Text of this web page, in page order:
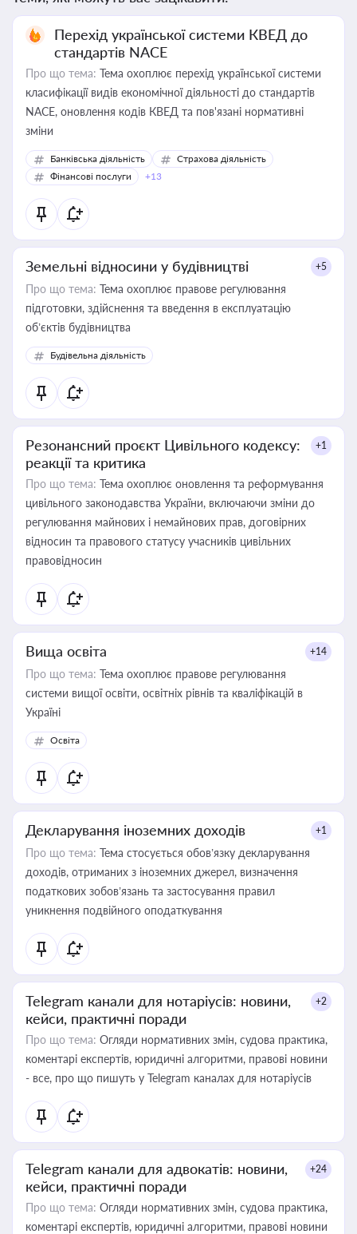
Перехід української системи КВЕД до
стандартів NACE
Про що тема: Тема охоплює перехід української системи
класифікації видів економічної діяльності до стандартів
NACE, оновлення кодів КВЕД та пов'язані нормативні
зміни
Банківська діяльність
Страхова діяльність
Фінансові послуги
+13
Земельні відносини у будівництві +5
Про що тема: Тема охоплює правове регулювання
підготовки, здійснення та введення в експлуатацію
об’єктів будівництва
Будівельна діяльність
Резонансний проєкт Цивільного кодексу:
реакції та критика
+1
Про що тема: Тема охоплює оновлення та реформування
цивільного законодавства України, включаючи зміни до
регулювання майнових і немайнових прав, договірних
відносин та правового статусу учасників цивільних
правовідносин
Вища освіта +14
Про що тема: Тема охоплює правове регулювання
системи вищої освіти, освітніх рівнів та кваліфікацій в
Україні
Освіта
Декларування іноземних доходів +1
Про що тема: Тема стосується обов’язку декларування
доходів, отриманих з іноземних джерел, визначення
податкових зобов’язань та застосування правил
уникнення подвійного оподаткування
Telegram канали для нотаріусів: новини,
кейси, практичні поради
+2
Про що тема: Огляди нормативних змін, судова практика,
коментарі експертів, юридичні алгоритми, правові новини
- все, про що пишуть у Telegram каналах для нотаріусів
Telegram канали для адвокатів: новини,
кейси, практичні поради
+24
Про що тема: Огляди нормативних змін, судова практика,
коментарі експертів, юридичні алгоритми, правові новини